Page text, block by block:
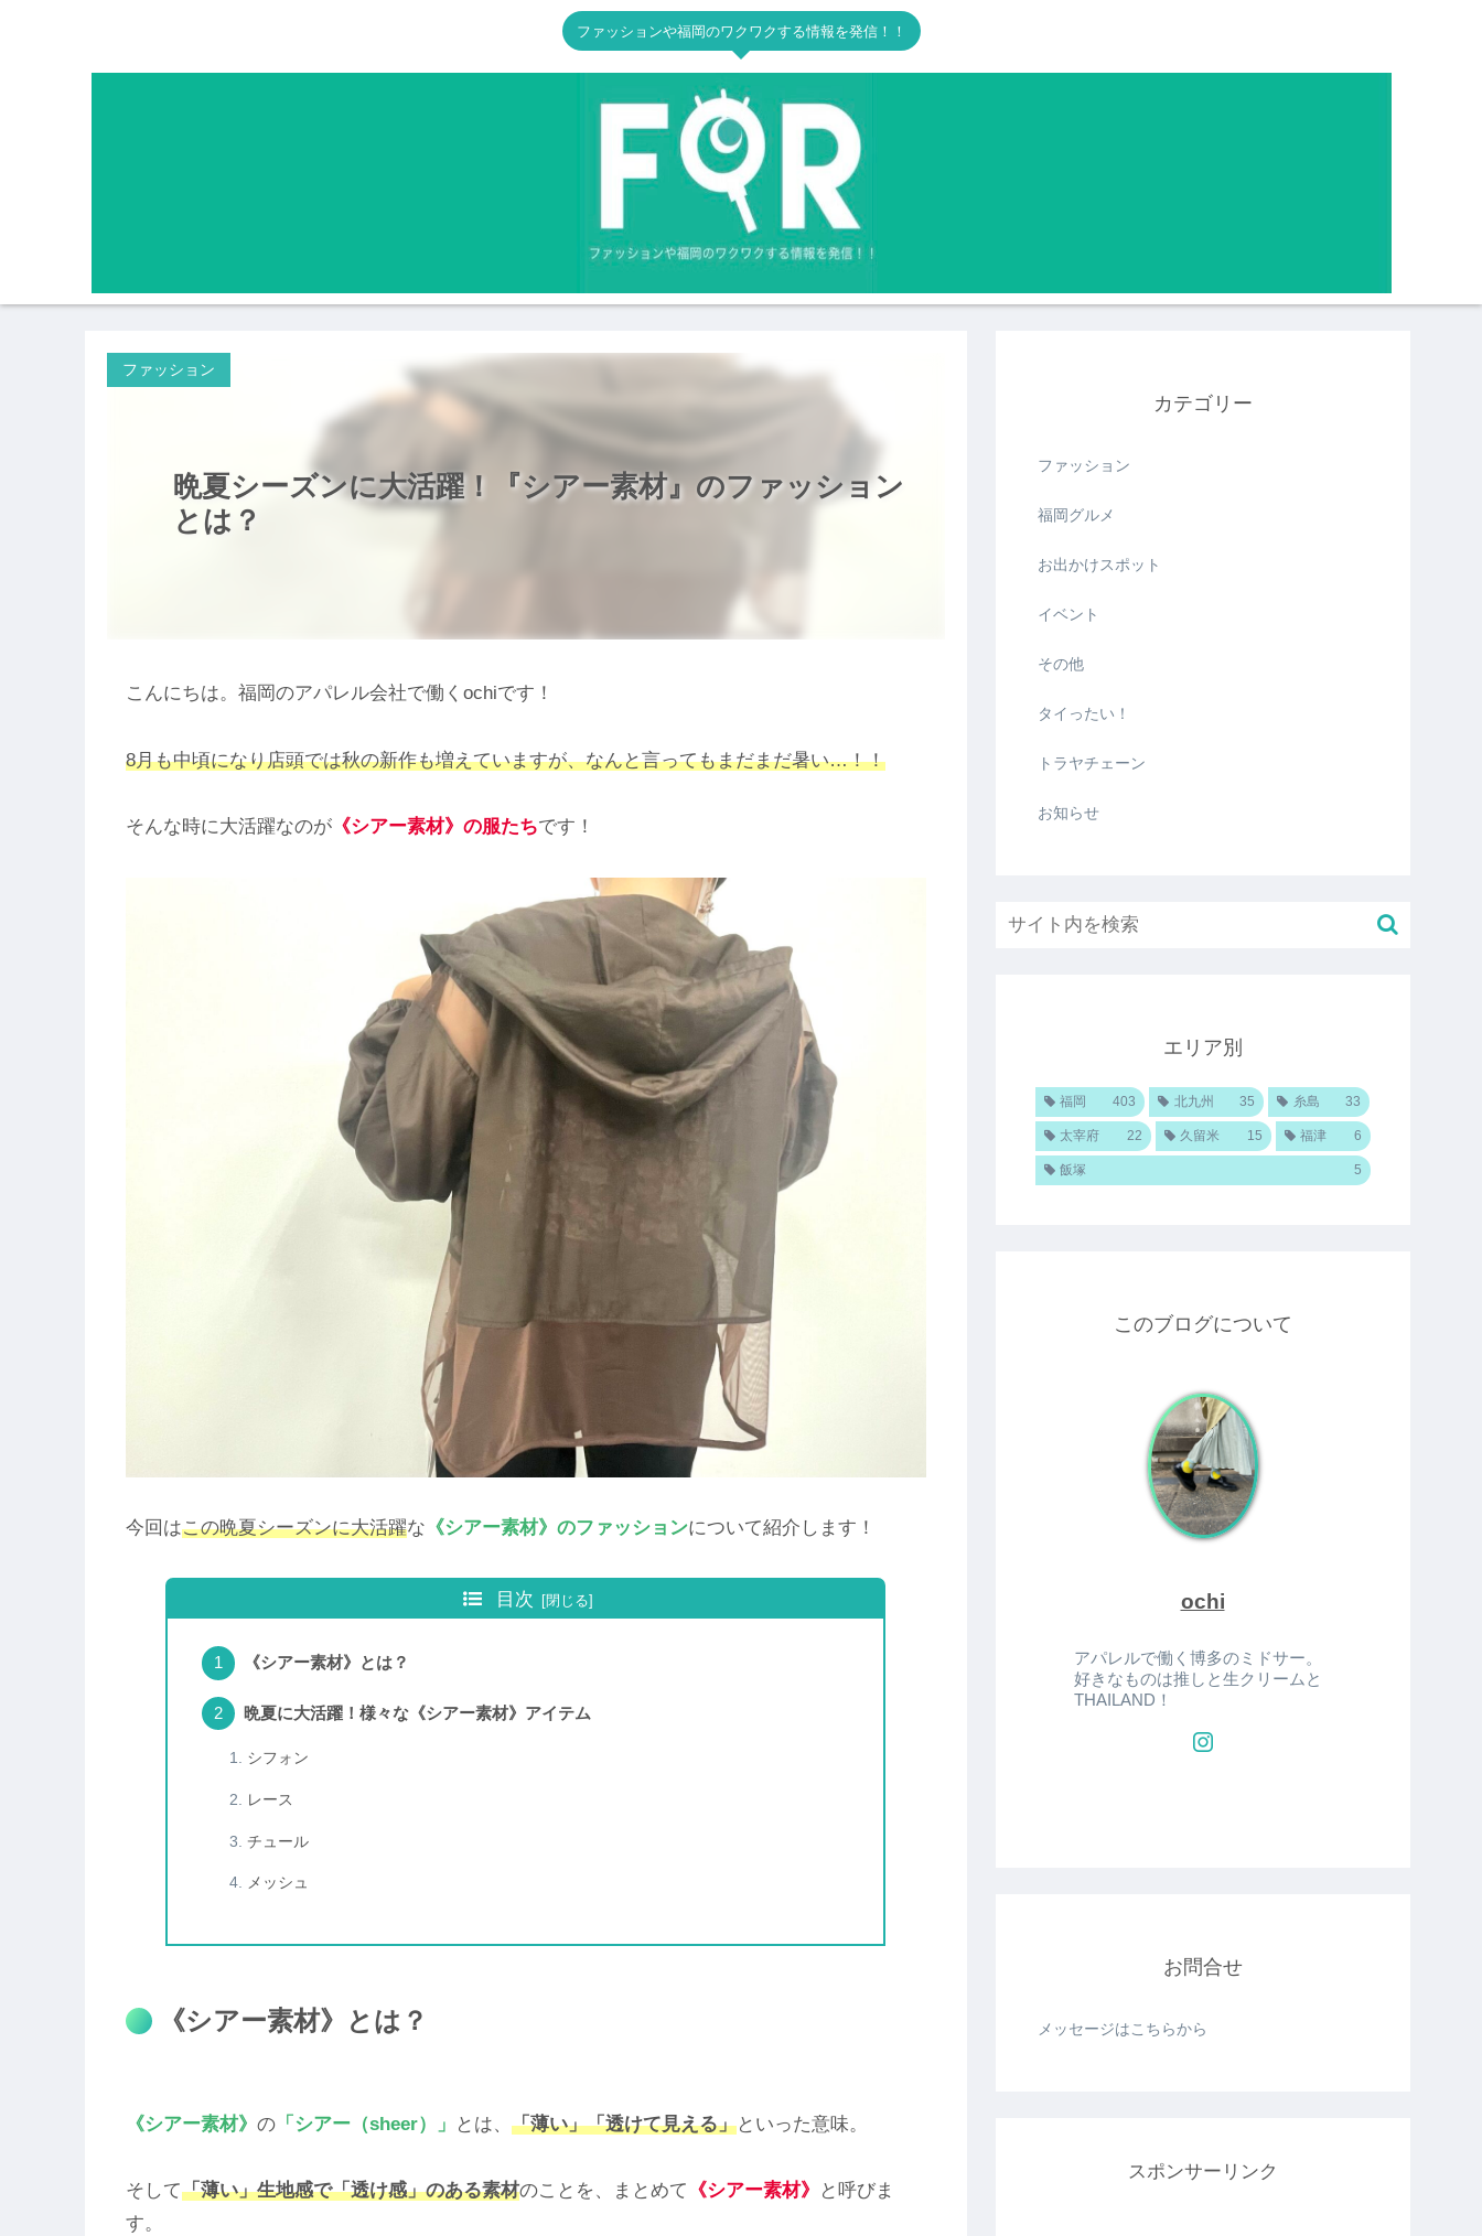
ファッションや福岡のワクワクする情報を発信！！
晩夏シーズンに大活躍！『シアー素材』のファッション
とは？
ファッション
こんにちは。福岡のアパレル会社で働くochiです！
8月も中頃になり店頭では秋の新作も増えていますが、なんと言ってもまだまだ暑い…！！
そんな時に大活躍なのが《シアー素材》の服たちです！
今回はこの晩夏シーズンに大活躍な 《シアー素材》のファッションについて紹介します！
目次
《シアー素材》とは？
晩夏に大活躍！様々な《シアー素材》アイテム
シフォン
レース
チュール
メッシュ
《シアー素材》とは？
《シアー素材》 の「シアー（sheer）」 とは、 「薄い」「透けて見える」といった意味。
そして「薄い」生地感で「透け感」のある素材のことを、まとめて 《シアー素材》
と呼びま
す。
カテゴリー
ファッション
福岡グルメ
お出かけスポット
イベント
その他
タイったい！
トラヤチェーン
お知らせ
エリア別
福岡 403 北九州 35 糸島 33
太宰府 22 久留米 15 福津 6
飯塚 5
このブログについて
ochi
アパレルで働く博多のミドサー。
好きなものは推しと生クリームと
THAILAND！
お問合せ
メッセージはこちらから
スポンサーリンク